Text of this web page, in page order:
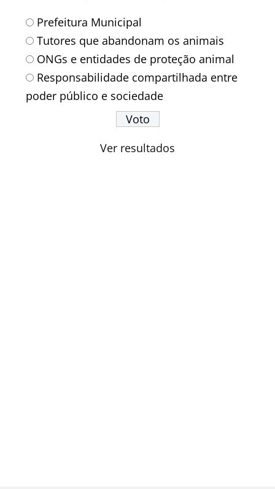
Prefeitura Municipal
Tutores que abandonam os animais
ONGs e entidades de proteção animal
Responsabilidade compartilhada entre
poder público e sociedade
Ver resultados